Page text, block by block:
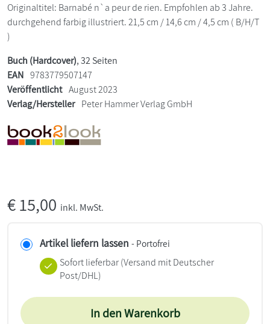
Originaltitel: Barnabé n`a peur de rien. Empfohlen ab 3 Jahre.
durchgehend farbig illustriert. 21,5 cm / 14,6 cm / 4,5 cm ( B/H/T
)
Buch (Hardcover), 32 Seiten
EAN 9783779507147
Veröffentlicht August 2023
Verlag/Hersteller Peter Hammer Verlag GmbH
€15,00 inkl. MwSt.
Artikel liefern lassen - Portofrei
Sofort lieferbar(Versand mit Deutscher
Post/DHL)
In den Warenkorb